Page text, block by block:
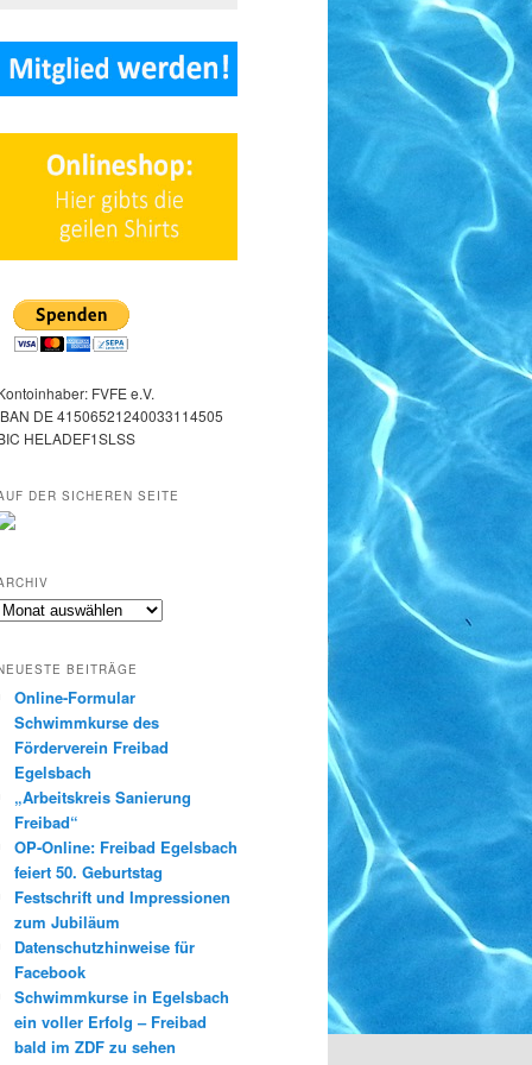
FVFE e.V.
DE 41506521240033114505
HELADEF1SLSS
DER SICHEREN SEITE
Archiv
BEITRÄGE
Online-Formular
Schwimmkurse des
Förderverein Freibad
Egelsbach
„Arbeitskreis Sanierung
Freibad“
OP-Online: Freibad Egelsbach
feiert 50. Geburtstag
Festschrift und Impressionen
zum Jubiläum
Datenschutzhinweise für
Facebook
Schwimmkurse in Egelsbach
ein voller Erfolg – Freibad
bald im ZDF zu sehen